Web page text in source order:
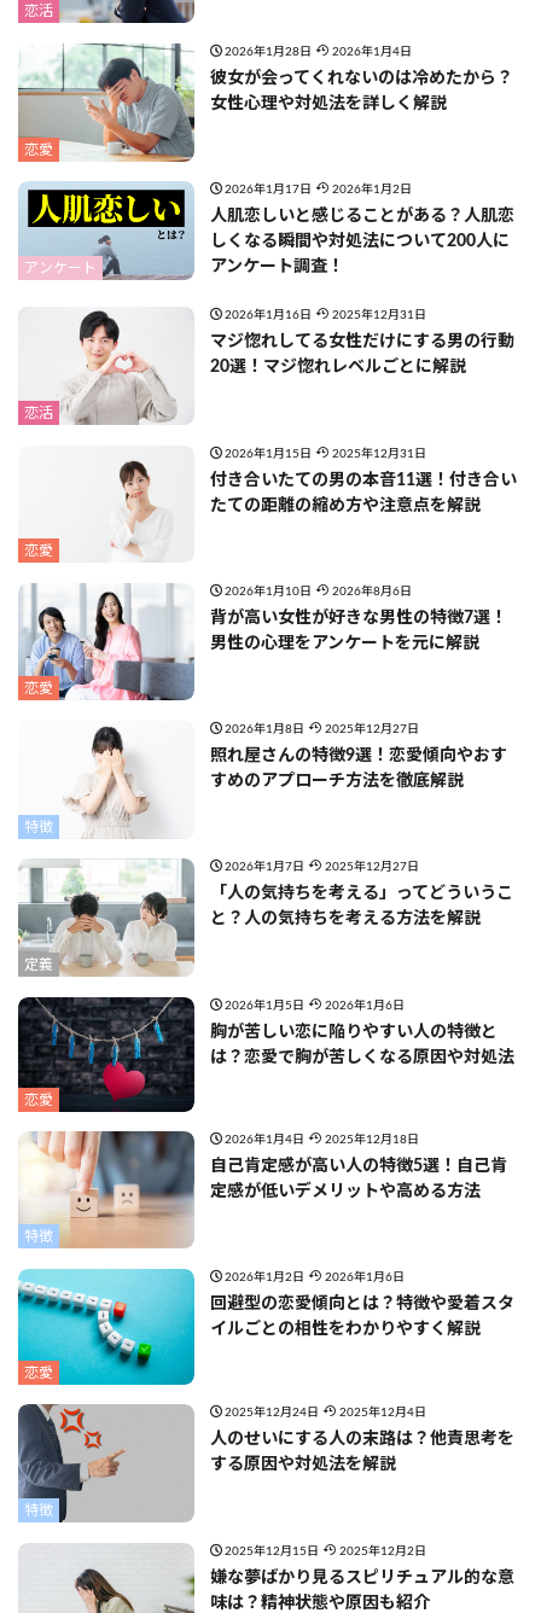
恋活
恋愛
2026年1月28日 2026年1月4日
彼女が会ってくれないのは冷めたから？
女性心理や対処法を詳しく解説
アンケート
2026年1月17日 2026年1月2日
人肌恋しいと感じることがある？人肌恋
しくなる瞬間や対処法について200人に
アンケート調査！
恋活
2026年1月16日 2025年12月31日
マジ惚れしてる女性だけにする男の行動
20選！マジ惚れレベルごとに解説
恋愛
2026年1月15日 2025年12月31日
付き合いたての男の本音11選！付き合い
たての距離の縮め方や注意点を解説
恋愛
2026年1月10日 2026年8月6日
背が高い女性が好きな男性の特徴7選！
男性の心理をアンケートを元に解説
特徴
2026年1月8日 2025年12月27日
照れ屋さんの特徴9選！恋愛傾向やおす
すめのアプローチ方法を徹底解説
定義
2026年1月7日 2025年12月27日
「人の気持ちを考える」ってどういうこ
と？人の気持ちを考える方法を解説
恋愛
2026年1月5日 2026年1月6日
胸が苦しい恋に陥りやすい人の特徴と
は？恋愛で胸が苦しくなる原因や対処法
特徴
2026年1月4日 2025年12月18日
自己肯定感が高い人の特徴5選！自己肯
定感が低いデメリットや高める方法
恋愛
2026年1月2日 2026年1月6日
回避型の恋愛傾向とは？特徴や愛着スタ
イルごとの相性をわかりやすく解説
特徴
2025年12月24日 2025年12月4日
人のせいにする人の末路は？他責思考を
する原因や対処法を解説
2025年12月15日 2025年12月2日
嫌な夢ばかり見るスピリチュアル的な意
味は？精神状態や原因も紹介